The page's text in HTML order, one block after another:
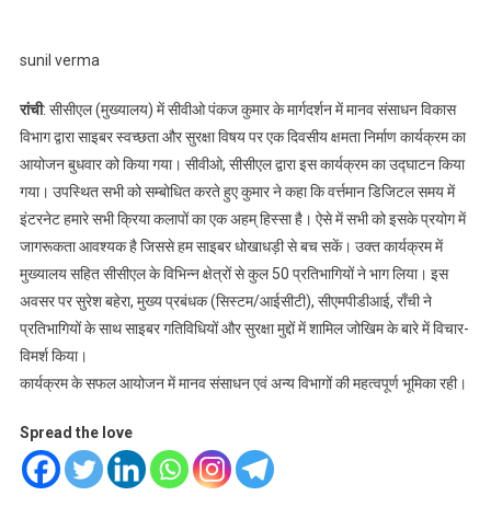
sunil verma
रांची: सीसीएल (मुख्यालय) में सीवीओ पंकज कुमार के मार्गदर्शन में मानव संसाधन विकास
विभाग द्वारा साइबर स्वच्छता और सुरक्षा विषय पर एक दिवसीय क्षमता निर्माण कार्यक्रम का
आयोजन बुधवार को किया गया। सीवीओ, सीसीएल द्वारा इस कार्यक्रम का उद्घाटन किया
गया। उपस्थित सभी को सम्बोधित करते हुए कुमार ने कहा कि वर्त्तमान डिजिटल समय में
इंटरनेट हमारे सभी क्रिया कलापों का एक अहम् हिस्सा है। ऐसे में सभी को इसके प्रयोग में
जागरूकता आवश्यक है जिससे हम साइबर धोखाधड़ी से बच सकें। उक्त कार्यक्रम में
मुख्यालय सहित सीसीएल के विभिन्न क्षेत्रों से कुल 50 प्रतिभागियों ने भाग लिया। इस
अवसर पर सुरेश बहेरा, मुख्य प्रबंधक (सिस्टम/आईसीटी), सीएमपीडीआई, राँची ने
प्रतिभागियों के साथ साइबर गतिविधियों और सुरक्षा मुद्दों में शामिल जोखिम के बारे में विचार-
विमर्श किया।
कार्यक्रम के सफल आयोजन में मानव संसाधन एवं अन्य विभागों की महत्वपूर्ण भूमिका रही।
Spread the love